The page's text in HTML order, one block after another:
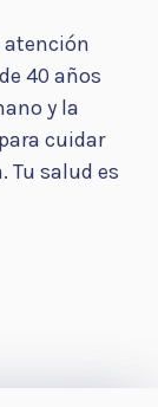
40 años
y la
cuidar
Tu salud es